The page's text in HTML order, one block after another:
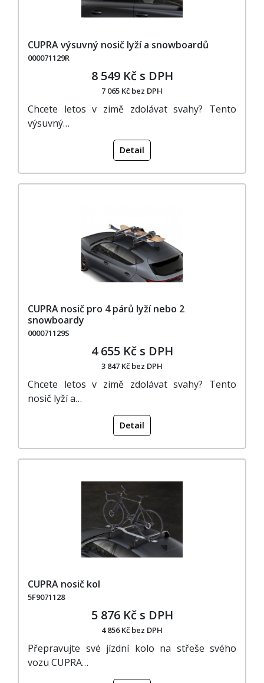
CUPRA výsuvný nosič lyží a snowboardů
000071129R
8 549 Kč s DPH
7 065 Kč bez DPH
Chcete letos v zimě zdolávat svahy? Tento
výsuvný…
Detail
CUPRA nosič pro 4 párů lyží nebo 2
snowboardy
000071129S
4 655 Kč s DPH
3 847 Kč bez DPH
Chcete letos v zimě zdolávat svahy? Tento
nosič lyží a…
Detail
CUPRA nosič kol
5F9071128
5 876 Kč s DPH
4 856 Kč bez DPH
Přepravujte své jízdní kolo na střeše svého
vozu CUPRA…